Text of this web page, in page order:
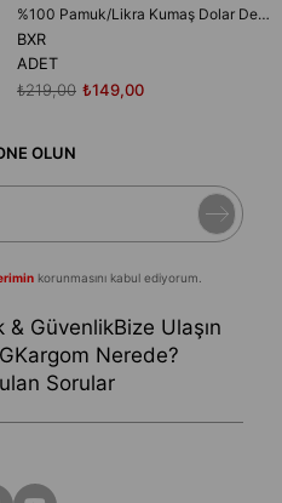
%100 Pamuk/Likra Kumaş Dolar Desenli Boxer
BXR
ADET
₺149,00
₺219,00
OLUN
korunmasını kabul ediyorum.
& GüvenlikBize Ulaşın
Kargom Nerede?
Sorular